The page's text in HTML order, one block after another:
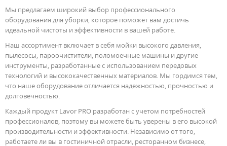
Мы предлагаем широкий выбор профессионального
оборудования для уборки, которое поможет вам достичь
идеальной чистоты и эффективности в вашей работе.
Наш ассортимент включает в себя мойки высокого давления,
пылесосы, пароочистители, поломоечные машины и другие
инструменты, разработанные с использованием передовых
технологий и высококачественных материалов. Мы гордимся тем,
что наше оборудование отличается надежностью, прочностью и
долговечностью.
Каждый продукт Lavor PRO разработан с учетом потребностей
профессионалов, поэтому вы можете быть уверены в его высокой
производительности и эффективности. Независимо от того,
работаете ли вы в гостиничной отрасли, ресторанном бизнесе,